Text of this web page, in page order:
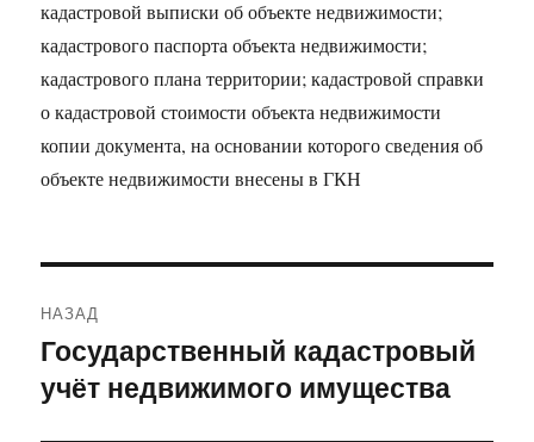
кадастровой выписки об объекте недвижимости;
кадастрового паспорта объекта недвижимости;
кадастрового плана территории; кадастровой справки
о кадастровой стоимости объекта недвижимости
копии документа, на основании которого сведения об
объекте недвижимости внесены в ГКН
по
записям
НАЗАД
Предыдущая
запись:
Государственный кадастровый
учёт недвижимого имущества